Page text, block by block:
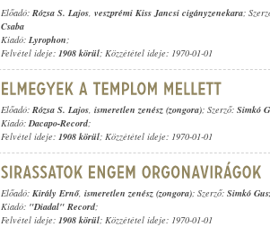
Előadó: Rózsa S. Lajos, veszprémi Kiss Jancsi cigányzenekara;
Csaba
Kiadó: Lyrophon;
Felvétel ideje: 1908 körül; Közzététel ideje: 1970-01-01
Előadó: Rózsa S. Lajos, ismeretlen zenész (zongora); Szerző: Simkó
Kiadó:Dacapo-Record;
Felvétel ideje: 1908 körül; Közzététel ideje: 1970-01-01
Előadó: Király Ernő, ismeretlen zenész (zongora); Szerző: Simkó
Kiadó: "Diadal" Record;
Felvétel ideje: 1908 körül; Közzététel ideje: 1970-01-01